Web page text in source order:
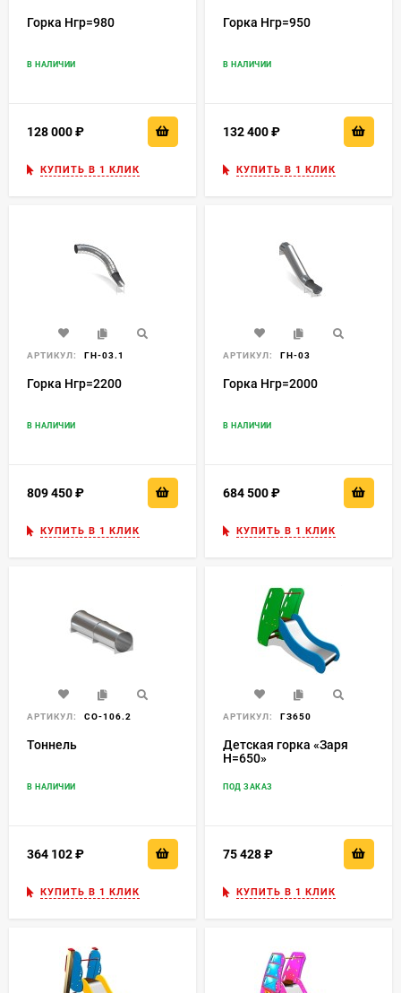
Горка Нгр=980
В НАЛИЧИИ
128 000
КУПИТЬ В 1 КЛИК
Горка Нгр=950
В НАЛИЧИИ
132 400
КУПИТЬ В 1 КЛИК
АРТИКУЛ: ГН-03.1
Горка Нгр=2200
В НАЛИЧИИ
809 450
КУПИТЬ В 1 КЛИК
АРТИКУЛ: ГН-03
Горка Нгр=2000
В НАЛИЧИИ
684 500
КУПИТЬ В 1 КЛИК
АРТИКУЛ: СО-106.2
Тоннель
В НАЛИЧИИ
364 102
КУПИТЬ В 1 КЛИК
АРТИКУЛ: ГЗ650
Детская горка «Заря
H=650»
ПОД ЗАКАЗ
75 428
КУПИТЬ В 1 КЛИК